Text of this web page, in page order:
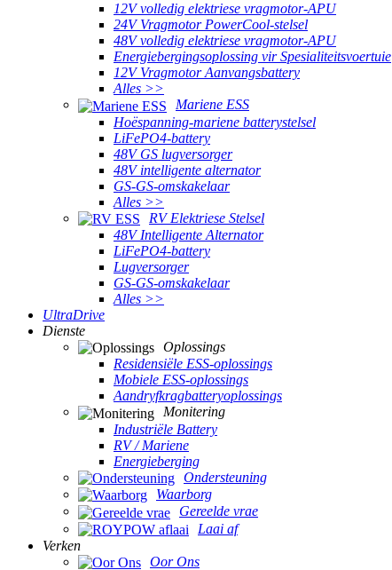
12V volledig elektriese vragmotor-APU
24V Vragmotor PowerCool-stelsel
48V volledig elektriese vragmotor-APU
Energiebergingsoplossing vir Spesialiteitsvoertuie
12V Vragmotor Aanvangsbattery
Alles >>
Mariene ESS
Hoëspanning-mariene batterystelsel
LiFePO4-battery
48V GS lugversorger
48V intelligente alternator
GS-GS-omskakelaar
Alles >>
RV Elektriese Stelsel
48V Intelligente Alternator
LiFePO4-battery
Lugversorger
GS-GS-omskakelaar
Alles >>
UltraDrive
Dienste
Oplossings
Residensiële ESS-oplossings
Mobiele ESS-oplossings
Aandryfkragbatteryoplossings
Monitering
Industriële Battery
RV / Mariene
Energieberging
Ondersteuning
Waarborg
Gereelde vrae
Laai af
Verken
Oor Ons